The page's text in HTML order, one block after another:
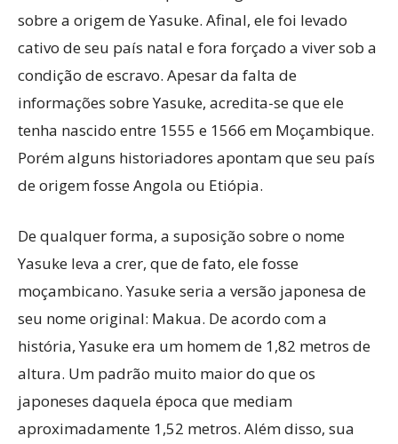
sobre a origem de Yasuke. Afinal, ele foi levado
cativo de seu país natal e fora forçado a viver sob a
condição de escravo. Apesar da falta de
informações sobre Yasuke, acredita-se que ele
tenha nascido entre 1555 e 1566 em Moçambique.
Porém alguns historiadores apontam que seu país
de origem fosse Angola ou Etiópia.
De qualquer forma, a suposição sobre o nome
Yasuke leva a crer, que de fato, ele fosse
moçambicano. Yasuke seria a versão japonesa de
seu nome original: Makua. De acordo com a
história, Yasuke era um homem de 1,82 metros de
altura. Um padrão muito maior do que os
japoneses daquela época que mediam
aproximadamente 1,52 metros. Além disso, sua